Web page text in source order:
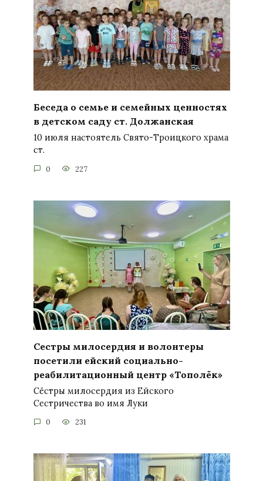
Беседа о семье и семейных ценностях
в детском саду ст. Должанская
10 июля настоятель Свято-Троицкого храма
ст.
0 227
Сестры милосердия и волонтеры
посетили ейский социально-
реабилитационный центр «Тополёк»
Сёстры милосердия из Ейского
Сестричества во имя Луки
0 231